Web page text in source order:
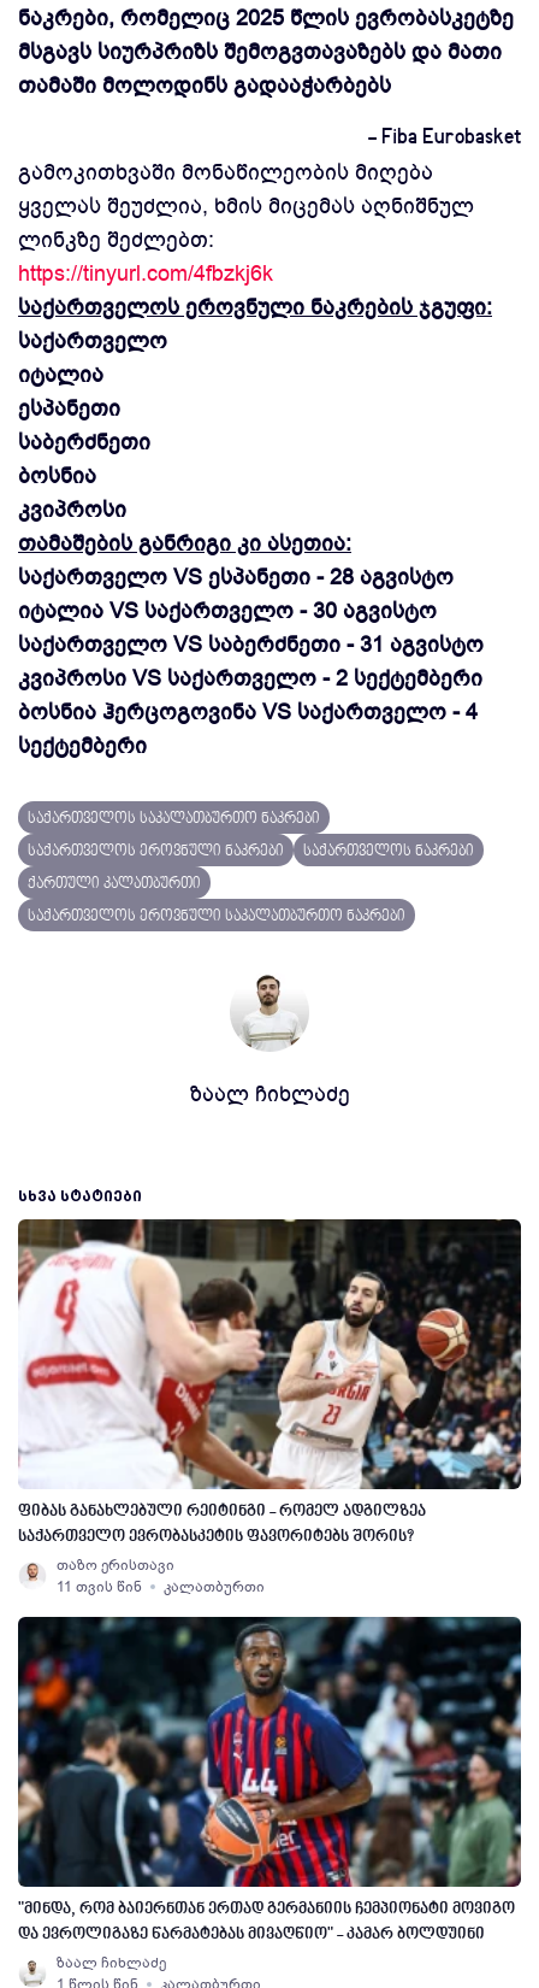
ნაკრები, რომელიც 2025 წლის ევრობასკეტზე
მსგავს სიურპრიზს შემოგვთავაზებს და მათი
თამაში მოლოდინს გადააჭარბებს
- Fiba Eurobasket
გამოკითხვაში მონაწილეობის მიღება
ყველას შეუძლია, ხმის მიცემას აღნიშნულ
ლინკზე შეძლებთ:
https://tinyurl.com/4fbzkj6k
საქართველოს ეროვნული ნაკრების ჯგუფი:
საქართველო
იტალია
ესპანეთი
საბერძნეთი
ბოსნია
კვიპროსი
თამაშების განრიგი კი ასეთია:
საქართველო VS ესპანეთი - 28 აგვისტო
იტალია VS საქართველო - 30 აგვისტო
საქართველო VS საბერძნეთი - 31 აგვისტო
კვიპროსი VS საქართველო - 2 სექტემბერი
ბოსნია ჰერცოგოვინა VS საქართველო - 4
სექტემბერი
საქართველოს საკალათბურთო ნაკრები
საქართველოს ეროვნული ნაკრები
საქართველოს ნაკრები
ქართული კალათბურთი
საქართველოს ეროვნული საკალათბურთო ნაკრები
ზაალ ჩიხლაძე
ᲡᲮᲕᲐ ᲡᲢᲐᲢᲘᲔᲑᲘ
ფიბას განახლებული რეიტინგი - რომელ ადგილზეა
საქართველო ევრობასკეტის ფავორიტებს შორის?
თაზო ერისთავი
11 თვის წინ
კალათბურთი
"მინდა, რომ ბაიერნთან ერთად გერმანიის ჩემპიონატი მოვიგო
და ევროლიგაზე წარმატებას მივაღწიო" - კამარ ბოლდუინი
ზაალ ჩიხლაძე